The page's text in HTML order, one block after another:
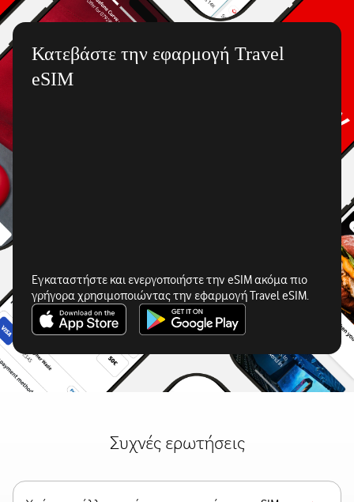
Κατεβάστε την εφαρμογή Travel
eSIM
Εγκαταστήστε και ενεργοποιήστε την eSIM ακόμα πιο
γρήγορα χρησιμοποιώντας την εφαρμογή Travel eSIM.
Συχνές ερωτήσεις